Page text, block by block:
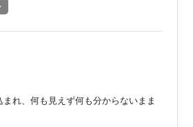
れ、何も見えず何も分からないまま